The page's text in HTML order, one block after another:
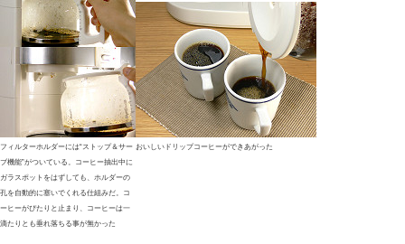
フィルターホルダーには“ストップ＆サー
ブ機能”がついている。コーヒー抽出中に
ガラスポットをはずしても、ホルダーの
孔を自動的に塞いでくれる仕組みだ。コ
ーヒーがぴたりと止まり、コーヒーは一
滴たりとも垂れ落ちる事が無かった
おいしいドリップコーヒーができあがった